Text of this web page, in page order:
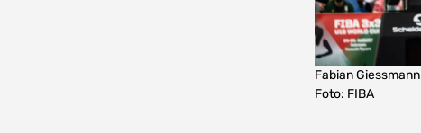
Fabian Giessmann
Foto: FIBA